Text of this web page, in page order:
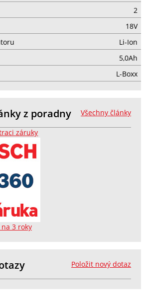
2
18V
Li-Ion
5,0Ah
L-Boxx
Všechny články
z poradny
záruky
na 3 roky
Položit nový dotaz